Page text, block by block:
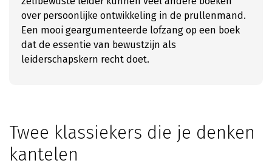
over persoonlijke ontwikkeling in de prullenmand.
Een mooi geargumenteerde lofzang op een boek
dat de essentie van bewustzijn als
leiderschapskern recht doet.
Twee klassiekers die je denken
kantelen